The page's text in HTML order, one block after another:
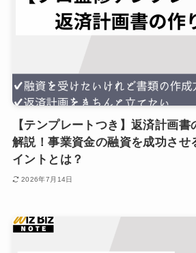
【テンプレートつき】返済計画
解説！事業資金の融資を成功させ
イントとは？
2026年7月14日